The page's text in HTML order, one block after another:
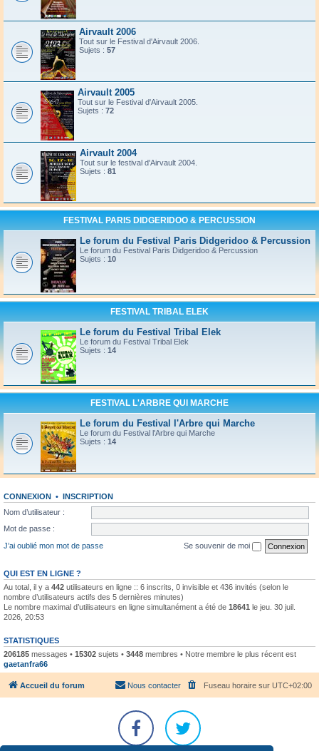
Airvault 2006
Tout sur le Festival d'Airvault 2006.
Sujets : 57
Airvault 2005
Tout sur le Festival d'Airvault 2005.
Sujets : 72
Airvault 2004
Tout sur le festival d'Airvault 2004.
Sujets : 81
FESTIVAL PARIS DIDGERIDOO & PERCUSSION
Le forum du Festival Paris Didgeridoo & Percussion
Le forum du Festival Paris Didgeridoo & Percussion
Sujets : 10
FESTIVAL TRIBAL ELEK
Le forum du Festival Tribal Elek
Le forum du Festival Tribal Elek
Sujets : 14
FESTIVAL L'ARBRE QUI MARCHE
Le forum du Festival l'Arbre qui Marche
Le forum du Festival l'Arbre qui Marche
Sujets : 14
CONNEXION • INSCRIPTION
Nom d’utilisateur :
Mot de passe :
J’ai oublié mon mot de passe
Se souvenir de moi
QUI EST EN LIGNE ?
Au total, il y a 442 utilisateurs en ligne :: 6 inscrits, 0 invisible et 436 invités (selon le
nombre d’utilisateurs actifs des 5 dernières minutes)
Le nombre maximal d’utilisateurs en ligne simultanément a été de 18641 le jeu. 30 juil.
2026, 20:53
STATISTIQUES
206185 messages • 15302 sujets • 3448 membres • Notre membre le plus récent est
gaetanfra66
Accueil du forum Fuseau horaire sur UTC+02:00
Nous contacter